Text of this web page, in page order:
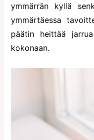
ymmärrän kyllä
ymmärtäessa
päätin heittää
kokonaan.